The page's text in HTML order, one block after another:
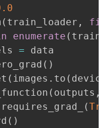
( train_loader ,
enumerate (
= data
( )
( images . to ( device
( outputs ,
requires_grad_ (
( )